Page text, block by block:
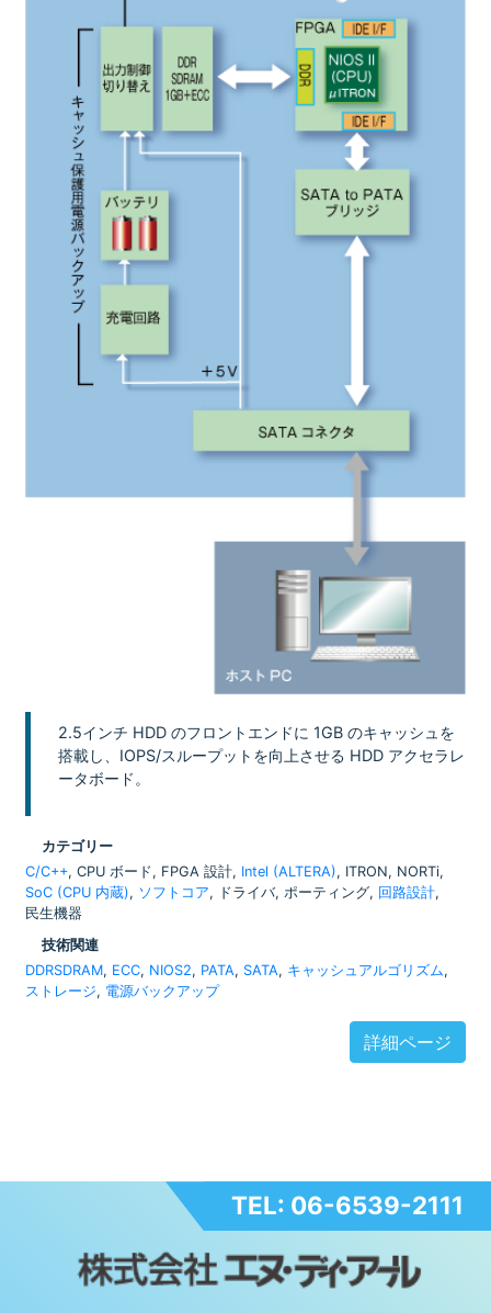
2.5インチ HDD のフロントエンドに 1GB のキャッシュを
搭載し、IOPS/スループットを向上させる HDD アクセラレ
ータボード。
カテゴリー
C/C++, CPU ボード, FPGA 設計, Intel (ALTERA), ITRON, NORTi,
SoC (CPU 内蔵), ソフトコア, ドライバ, ポーティング, 回路設計,
民生機器
技術関連
DDRSDRAM, ECC, NIOS2, PATA, SATA, キャッシュアルゴリズム,
ストレージ, 電源バックアップ
詳細ページ
TEL: 06-6539-2111